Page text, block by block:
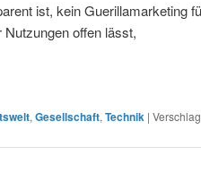
ist, kein Guerillamarketing
offen lässt,
, Gesellschaft, Technik |